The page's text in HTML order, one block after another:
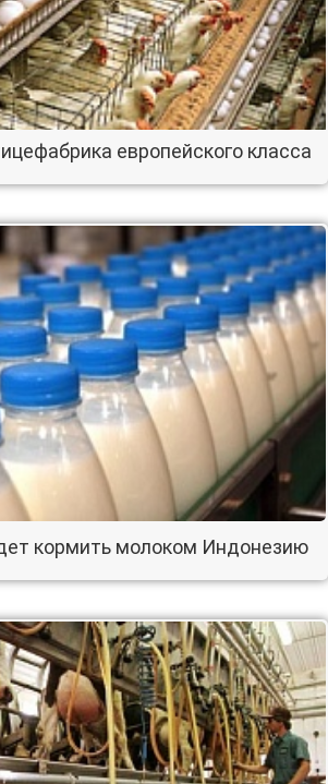
европейского класса
кормить молоком Индонезию